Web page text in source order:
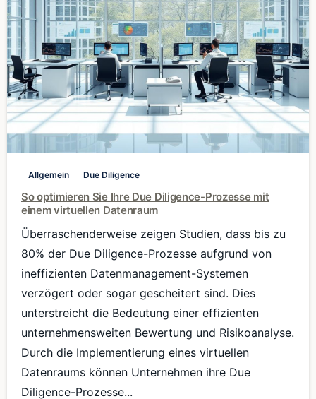
0
Allgemein Due Diligence
So optimieren Sie Ihre Due Diligence-Prozesse mit
einem virtuellen Datenraum
Überraschenderweise zeigen Studien, dass bis zu
80% der Due Diligence-Prozesse aufgrund von
ineffizienten Datenmanagement-Systemen
verzögert oder sogar gescheitert sind. Dies
unterstreicht die Bedeutung einer effizienten
unternehmensweiten Bewertung und Risikoanalyse.
Durch die Implementierung eines virtuellen
Datenraums können Unternehmen ihre Due
Diligence-Prozesse...